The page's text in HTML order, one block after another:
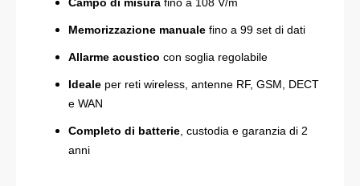
Memorizzazione manuale fino a 99 set di dati
Allarme acustico con soglia regolabile
Ideale per reti wireless, antenne RF, GSM, DECT
e WAN
Completo di batterie , custodia e garanzia di 2
anni